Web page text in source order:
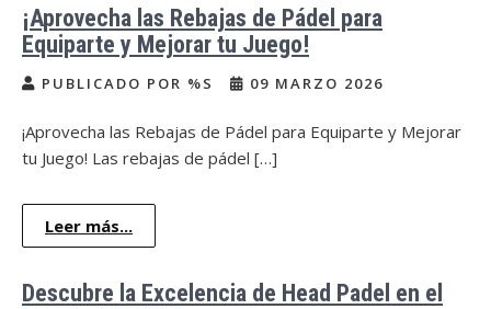
¡Aprovecha las Rebajas de Pádel para
Equiparte y Mejorar tu Juego!
PUBLICADO POR %S 09 MARZO 2026
¡Aprovecha las Rebajas de Pádel para Equiparte y Mejorar
tu Juego! Las rebajas de pádel […]
Leer más...
Descubre la Excelencia de Head Padel en el